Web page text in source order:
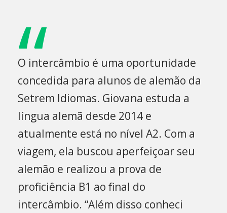
“
O intercâmbio é uma oportunidade
concedida para alunos de alemão da
Setrem Idiomas. Giovana estuda a
língua alemã desde 2014 e
atualmente está no nível A2. Com a
viagem, ela buscou aperfeiçoar seu
alemão e realizou a prova de
proficiência B1 ao final do
intercâmbio. “Além disso conheci